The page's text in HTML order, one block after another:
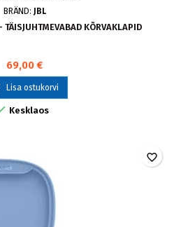
BRÄND: JBL
TÄISJUHTMEVABAD KÕRVAKLAPID
69,00 €
Lisa ostukorvi
Kesklaos
favorite_border